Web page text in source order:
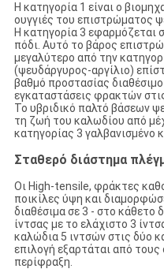
Η κατηγορία 1 είναι ο
ουγγιές του επιστρώματος
Η κατηγορία 3 εφαρμόζεται
πόδι. Αυτό το βάρος
μεγαλύτερο από την
(ψευδάργυρος-αργίλιο)
βαθμό προστασίας
εγκαταστάσεις φρακτών
Το υβριδικό παλτό βάσεων
τη ζωή του καλωδίου από
κατηγορίας 3 γαλβανισμένο
Σταθερό διάστημα
Οι High-tensile, φράκτες
ποικίλες ύψη και
διαθέσιμα σε 3 - στο
ίντσας με το ελάχιστο 3
καλώδια 5 ιντσών στις δύο
επιλογή εξαρτάται από
περίφραξη.